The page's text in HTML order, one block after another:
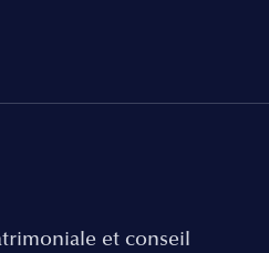
et conseil